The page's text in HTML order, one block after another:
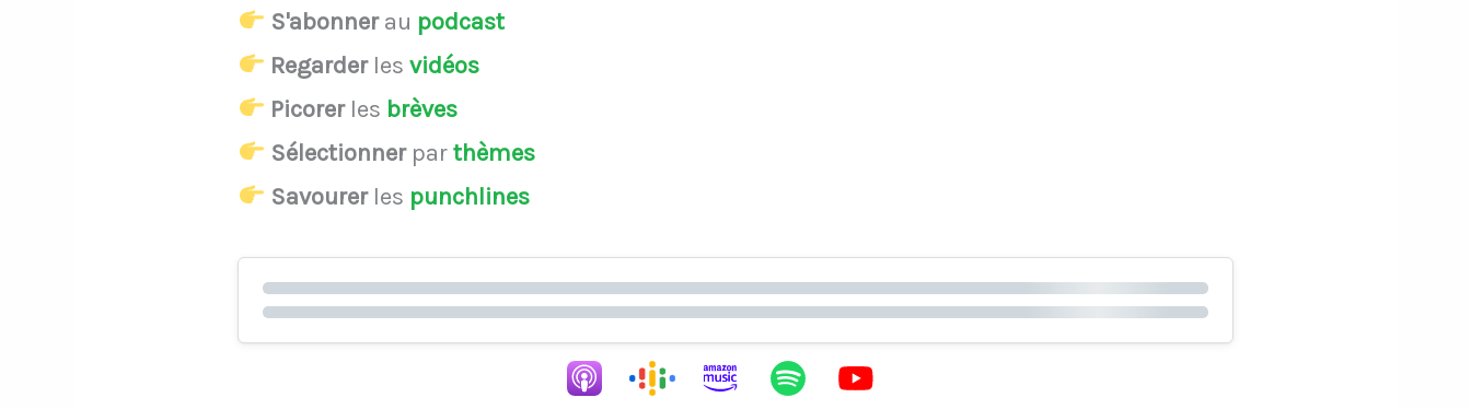
S'abonnerau podcast
Regarderlesvidéos
Picorerles brèves
Sélectionnerparthèmes
Savourerles punchlines